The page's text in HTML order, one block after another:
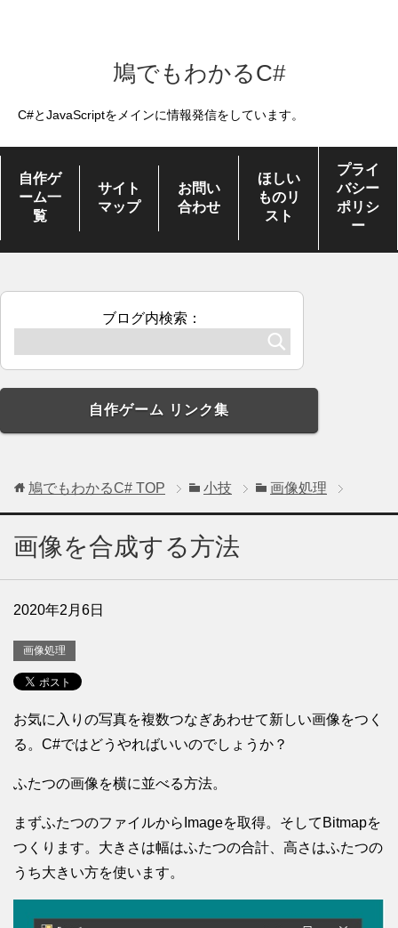
鳩でもわかるC#
C#とJavaScriptをメインに情報発信をしています。
自作ゲ
ーム一
覧
サイト
マップ
お問い
合わせ
ほしい
ものリ
スト
プライ
バシー
ポリシ
ー
ブログ内検索：
自作ゲーム リンク集
鳩でもわかるC# TOP 小技 画像処理
画像を合成する方法
2020年2月6日
画像処理
お気に入りの写真を複数つなぎあわせて新しい画像をつく
る。C#ではどうやればいいのでしょうか？
ふたつの画像を横に並べる方法。
まずふたつのファイルからImageを取得。そしてBitmapを
つくります。大きさは幅はふたつの合計、高さはふたつの
うち大きい方を使います。